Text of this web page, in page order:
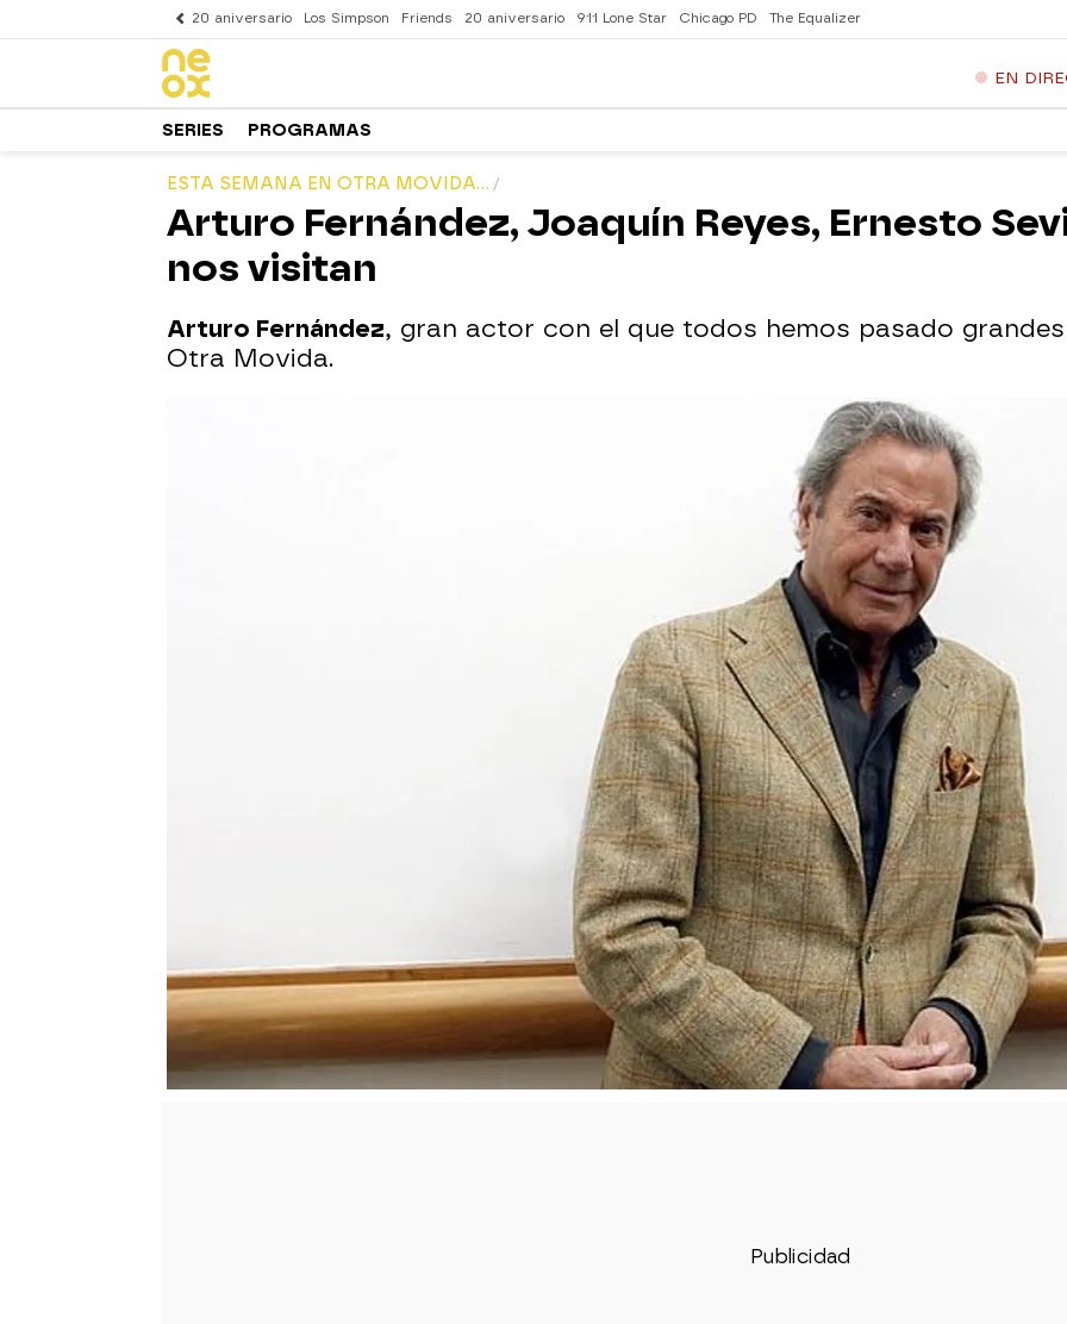
20 aniversario Los Simpson Friends 20 aniversario 911 Lone Star Chicago PD The Equalizer
EN
SERIES PROGRAMAS
ESTA SEMANA EN OTRA MOVIDA...
Arturo Fernández, Joaquín Reyes, Ernesto
nos visitan
Arturo Fernández, gran actor con el que todos hemos pasado
Otra Movida.